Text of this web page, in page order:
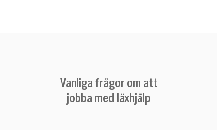
Vanliga frågor om att
jobba med läxhjälp